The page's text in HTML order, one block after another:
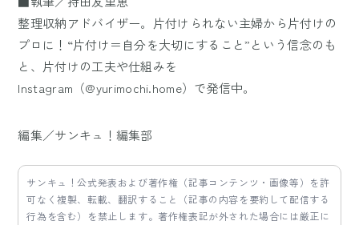
整理収納アドバイザー。片付けられない主婦から片付けの
プロに！“片付け＝自分を大切にすること”という信念のも
と、片付けの工夫や仕組みを
Instagram（@yurimochi.home）で発信中。
編集／サンキュ！編集部
サンキュ！公式発表および著作権（記事コンテンツ・画像等）を許
可なく複製、転載、翻訳すること（記事の内容を要約して配信する
行為を含む）を禁止します。著作権表記が外された場合には厳正に